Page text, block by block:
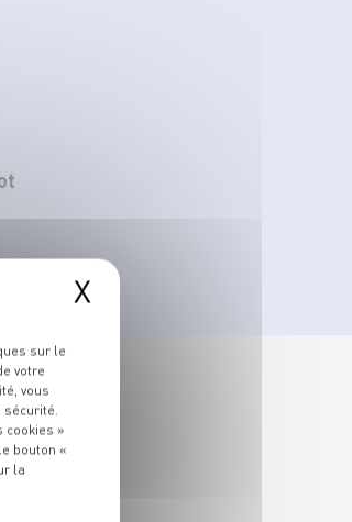
X
sur le
votre
vous
sécurité.
cookies »
bouton «
la